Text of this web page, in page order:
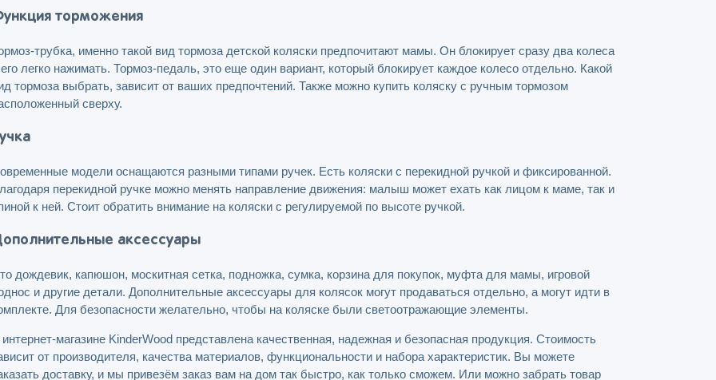
торможения
трубка, именно такой вид тормоза детской коляски предпочитают мамы. Он блокирует сразу два колеса
легко нажимать. Тормоз-педаль, это еще один вариант, который блокирует каждое колесо отдельно. Какой
тормоза выбрать, зависит от ваших предпочтений. Также можно купить коляску с ручным тормозом
сверху.
модели оснащаются разными типами ручек. Есть коляски с перекидной ручкой и фиксированной.
перекидной ручке можно менять направление движения: малыш может ехать как лицом к маме, так и
к ней. Стоит обратить внимание на коляски с регулируемой по высоте ручкой.
аксессуары
дождевик, капюшон, москитная сетка, подножка, сумка, корзина для покупок, муфта для мамы, игровой
и другие детали. Дополнительные аксессуары для колясок могут продаваться отдельно, а могут идти в
Для безопасности желательно, чтобы на коляске были светоотражающие элементы.
магазине KinderWood представлена качественная, надежная и безопасная продукция. Стоимость
от производителя, качества материалов, функциональности и набора характеристик. Вы можете
доставку, и мы привезём заказ вам на дом так быстро, как только сможем. Или можно забрать товар